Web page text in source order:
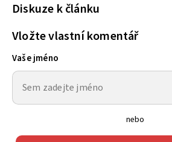
Diskuze k článku
Vložte vlastní komentář
Vaše jméno
nebo